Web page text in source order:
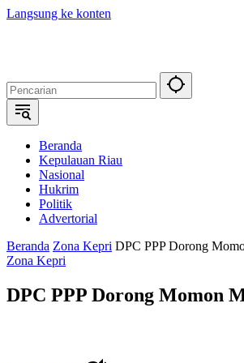
Langsung ke konten
Beranda
Kepulauan Riau
Nasional
Hukrim
Politik
Advertorial
Beranda Zona Kepri DPC PPP Dorong
Zona Kepri
DPC PPP Dorong Momon